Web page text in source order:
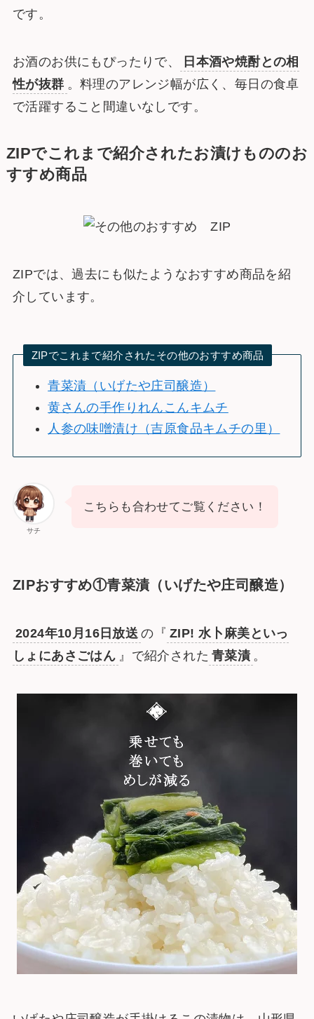
です。
お酒のお供にもぴったりで、
日本酒や焼酎との相
性が抜群 。料理のアレンジ幅が広く、毎日の食卓
で活躍すること間違いなしです。
ZIPでこれまで紹介されたお漬けもののお
すすめ商品
ZIPでは、過去にも似たようなおすすめ商品を紹
介しています。
ZIPでこれまで紹介されたその他のおすすめ商品
青菜漬（いげたや庄司醸造）
黄さんの手作りれんこんキムチ
人参の味噌漬け（吉原食品キムチの里）
サチ
こちらも合わせてご覧ください！
ZIPおすすめ①青菜漬（いげたや庄司醸造）
2024年10月16日放送 の『 ZIP! 水卜麻美といっ
しょにあさごはん 』で紹介された 青菜漬 。